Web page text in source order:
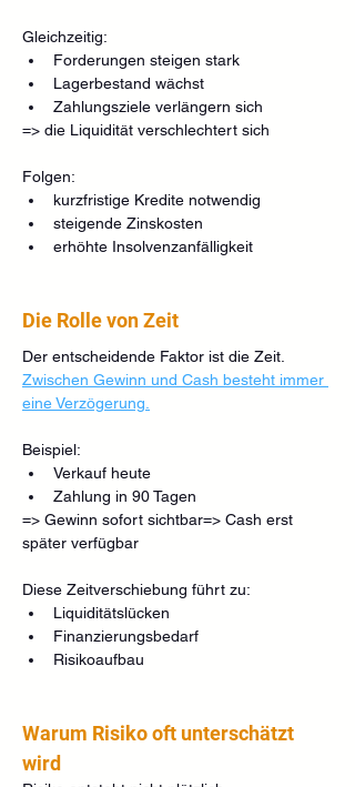
Gleichzeitig:
Forderungen steigen stark
Lagerbestand wächst
Zahlungsziele verlängern sich
=> die Liquidität verschlechtert sich
Folgen:
kurzfristige Kredite notwendig
steigende Zinskosten
erhöhte Insolvenzanfälligkeit
Die Rolle von Zeit
Der entscheidende Faktor ist die Zeit.
Zwischen Gewinn und Cash besteht immer
eine Verzögerung.
Beispiel:
Verkauf heute
Zahlung in 90 Tagen
=> Gewinn sofort sichtbar=> Cash erst
später verfügbar
Diese Zeitverschiebung führt zu:
Liquiditätslücken
Finanzierungsbedarf
Risikoaufbau
Warum Risiko oft unterschätzt
wird